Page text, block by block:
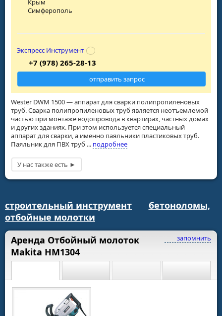
Wester DWM 1500 — аппарат для сварки полипропиленовых
труб. Сварка полипропиленовых труб является неотъемлемой
частью при монтаже водопровода в квартирах, частных домах
и других зданиях. При этом используется специальный
аппарат для сварки, а именно паяльники пластиковых труб.
Паяльник для ПВХ труб ... подробнее
Крым
Симферополь
Экспресс Инструмент
+7 (978) 265-28-13
отправить запрос
строительный инструмент
бетоноломы,
отбойные молотки
запомнить
Аренда Отбойный молоток
Makita HM1304